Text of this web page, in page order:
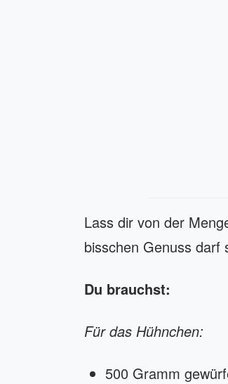
Lass dir von der
bisschen Genuss darf
Du brauchst:
Für das Hühnchen:
500 Gramm